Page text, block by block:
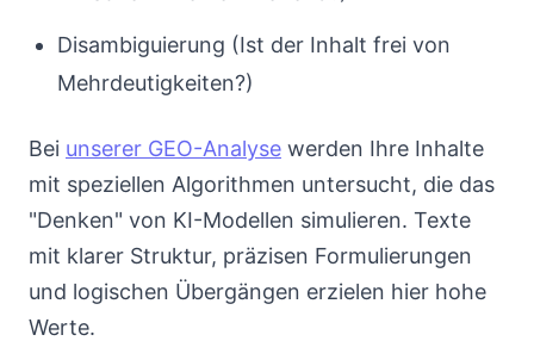
Disambiguierung (Ist der Inhalt frei von
Mehrdeutigkeiten?)
Bei unserer GEO-Analyse werden Ihre Inhalte
mit speziellen Algorithmen untersucht, die das
"Denken" von KI-Modellen simulieren. Texte
mit klarer Struktur, präzisen Formulierungen
und logischen Übergängen erzielen hier hohe
Werte.